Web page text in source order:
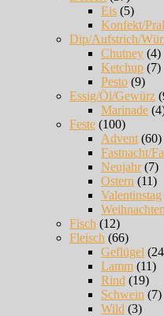
Eis (5)
Konfekt/
Dip/Aufstrich/
Chutney (4)
Ketchup (7)
Pesto (9)
Essig/Öl/Gewürz
Marinade
Feste (100)
Advent (60)
Fastnacht/
Neujahr(7)
Ostern (11)
Valentinstag
Weihnachten
Fisch (12)
Fleisch (66)
Geflügel
Lamm (11)
Rind (19)
Schwein (7)
Wild (3)